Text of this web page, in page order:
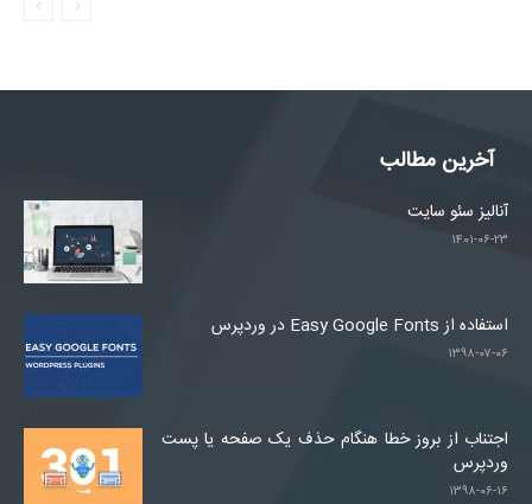
آخرین مطالب
آنالیز سئو سایت
۱۴۰۱-۰۶-۲۳
استفاده از Easy Google Fonts در وردپرس
۱۳۹۸-۰۷-۰۶
اجتناب از بروز خطا هنگام حذف یک صفحه یا پست
وردپرس
۱۳۹۸-۰۶-۱۶